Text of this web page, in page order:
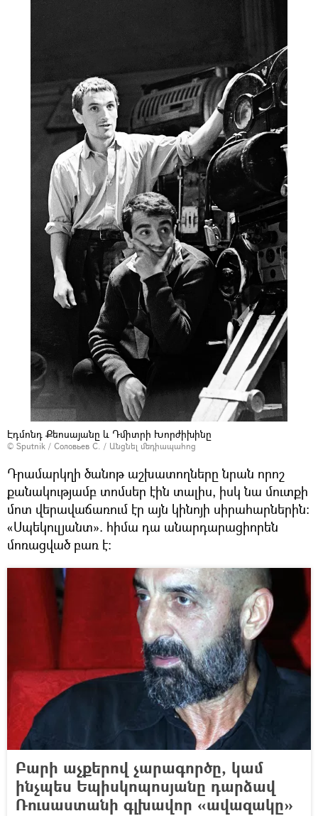
Էդմոնդ Քեոսայանը և Դմիտրի Խորժիխինը
© Sputnik / Соловьев С. / Անցնել մեդիապահոց
Դրամարկղի ծանոթ աշխատողները նրան որոշ
քանակությամբ տոմսեր էին տալիս, իսկ նա մուտքի
մոտ վերավաճառում էր այն կինոյի սիրահարներին։
«Սպեկուլյանտ». հիմա դա անարդարացիորեն
մոռացված բառ է։
Բարի աչքերով չարագործը, կամ
ինչպես Եպիսկոպոսյանը դարձավ
Ռուսաստանի գլխավոր «ավազակը»